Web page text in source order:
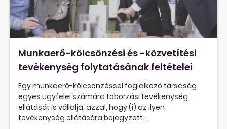
Munkaerő-kölcsönzési és -közvetítési
tevékenység folytatásának feltételei
Egy munkaerő-kölcsönzéssel foglalkozó társaság
egyes ügyfelei számára toborzási tevékenység
ellátását is vállalja, azzal, hogy (i) az ilyen
tevékenység ellátására bejegyzett...